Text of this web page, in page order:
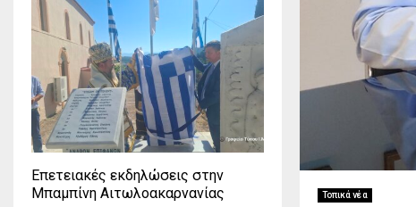
Τοπικά νέα
Επετειακές εκδηλώσεις στην
Μπαμπίνη Αιτωλοακαρνανίας